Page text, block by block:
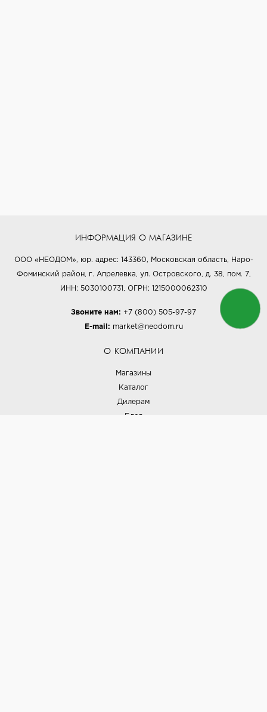
ИНФОРМАЦИЯ О МАГАЗИНЕ
ООО «НЕОДОМ», юр. адрес: 143360, Московская область, Наро-
Фоминский район, г. Апрелевка, ул. Островского, д. 38, пом. 7,
ИНН: 5030100731, ОГРН: 1215000062310
Звоните нам: +7 (800) 505-97-97
E-mail: market@neodom.ru
О КОМПАНИИ
Магазины
Каталог
Дилерам
Блог